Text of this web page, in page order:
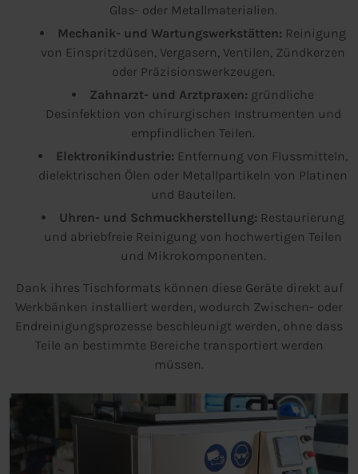
Glas- oder Metallmaterialien.
Mechanik- und Wartungswerkstätten: Reinigung
von Einspritzdüsen, Vergasern, Ventilen, Zündkerzen
oder Präzisionswerkzeugen.
Zahnarzt- und Arztpraxen: gründliche
Desinfektion von chirurgischen Instrumenten und
empfindlichen Teilen.
Elektronikindustrie: Entfernung von Flussmitteln,
dielektrischen Ölen oder Metallpartikeln von Platinen
und Bauteilen.
Uhren- und Schmuckherstellung: Restaurierung
und abriebfreie Reinigung von hochwertigen Teilen
und Mikrokomponenten.
Dank ihres Tischformats können diese Geräte direkt auf
Werkbänken installiert werden, wodurch Zwischen- oder
Endreinigungsprozesse beschleunigt werden, ohne dass
Teile an bestimmte Bereiche transportiert werden
müssen.